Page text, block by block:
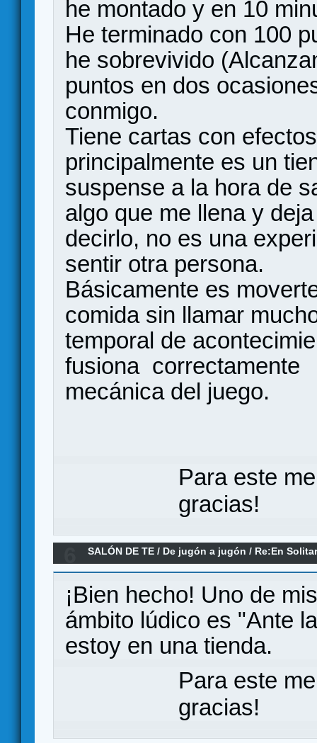
he montado y en 10
He terminado con 100
he sobrevivido
puntos en dos
conmigo.
Tiene cartas con
principalmente es un
suspense a la hora de
algo que me llena y
decirlo, no es una
sentir otra persona.
Básicamente es
comida sin llamar
temporal de
fusiona correctamente
mecánica del juego.
Para este
gracias!
SALÓN DE TE / De jugón a jugón / Re:En
¡Bien hecho! Uno de
ámbito lúdico es "Ante
estoy en una tienda.
Para este
gracias!